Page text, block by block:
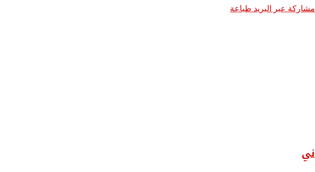
مشاركة عبر البريد طباعة